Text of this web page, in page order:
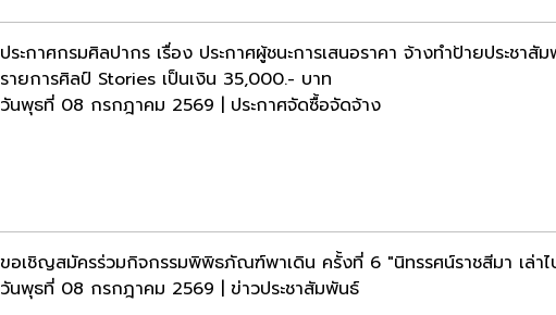
ประกาศกรมศิลปากร เรื่อง ประกาศผู้ชนะการเสนอราคา จ้างทำป้ายประชา
รายการศิลป์ Stories เป็นเงิน 35,000.- บาท
วันพุธที่ 08 กรกฎาคม 2569 | ประกาศจัดซื้อจัดจ้าง
ขอเชิญสมัครร่วมกิจกรรมพิพิธภัณฑ์พาเดิน ครั้งที่ 6 "นิทรรศน์ราชสีมา เล่าไ
วันพุธที่ 08 กรกฎาคม 2569 | ข่าวประชาสัมพันธ์